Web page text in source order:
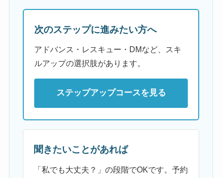
次のステップに進みたい方へ
アドバンス・レスキュー・DMなど、スキ
ルアップの選択肢があります。
ステップアップコースを見る
聞きたいことがあれば
「私でも大丈夫？」の段階でOKです。予約